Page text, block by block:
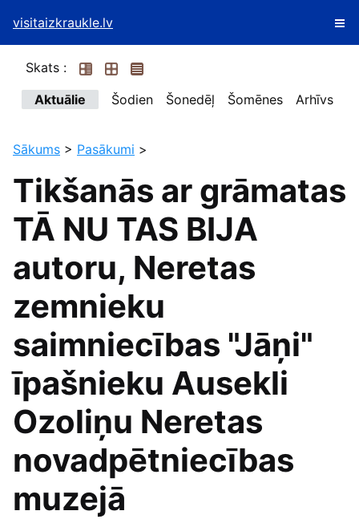
visitaizkraukle.lv
Skats :
Aktuālie
Šodien Šonedēļ Šomēnes Arhīvs
Sākums > Pasākumi >
Tikšanās ar grāmatas
TĀ NU TAS BIJA
autoru, Neretas
zemnieku
saimniecības "Jāņi"
īpašnieku Ausekli
Ozoliņu Neretas
novadpētniecības
muzejā